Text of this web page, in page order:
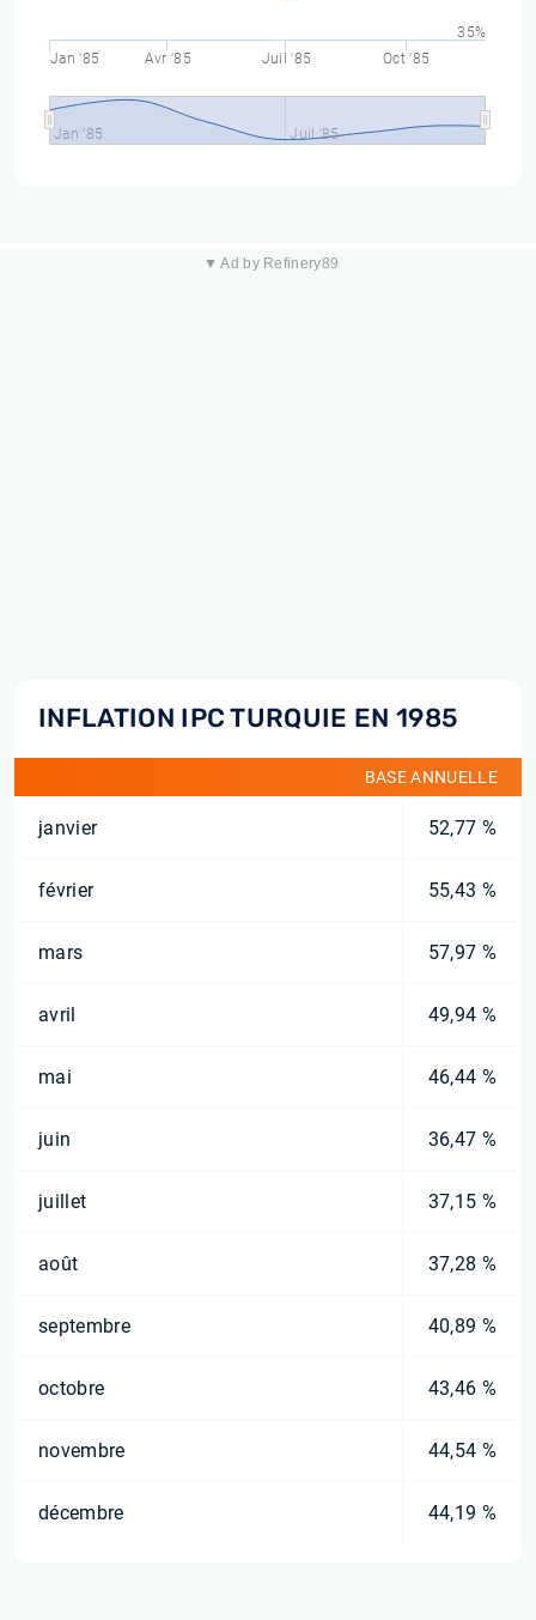
Jan '85 Avr '85 Juil '85 Oct '85
Jan '85 Juil '85
35%
▼ Ad by Refinery89
INFLATION IPC TURQUIE EN 1985
BASE ANNUELLE
janvier 52,77 %
février 55,43 %
mars 57,97 %
avril 49,94 %
mai 46,44 %
juin 36,47 %
juillet 37,15 %
août 37,28 %
septembre 40,89 %
octobre 43,46 %
novembre 44,54 %
décembre 44,19 %